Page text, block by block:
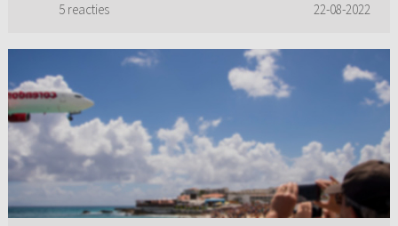
5 reacties 22-08-2022